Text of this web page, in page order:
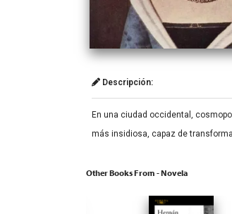
Descripción:
En una ciudad occidental,
más insidiosa, capaz de
Other Books From - Novela